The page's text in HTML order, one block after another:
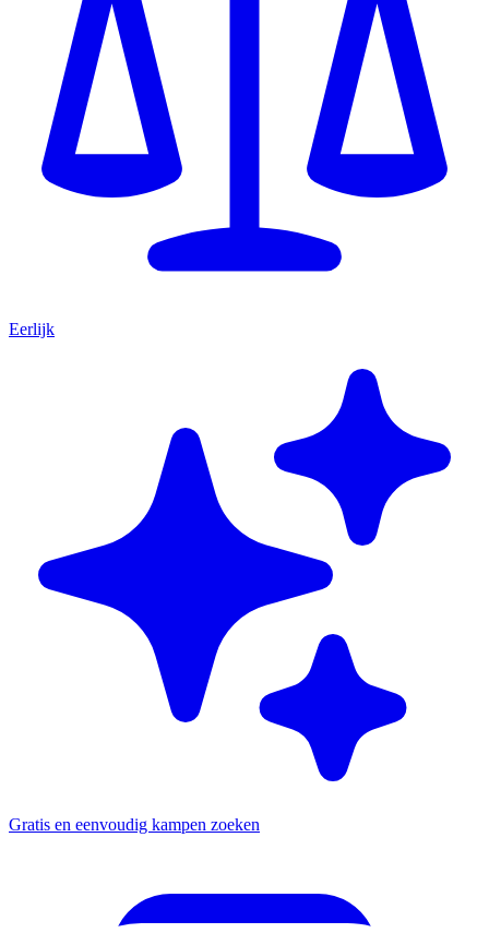
Eerlijk
Gratis en eenvoudig kampen zoeken